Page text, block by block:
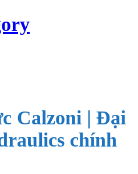
Calzoni | Đại
chính